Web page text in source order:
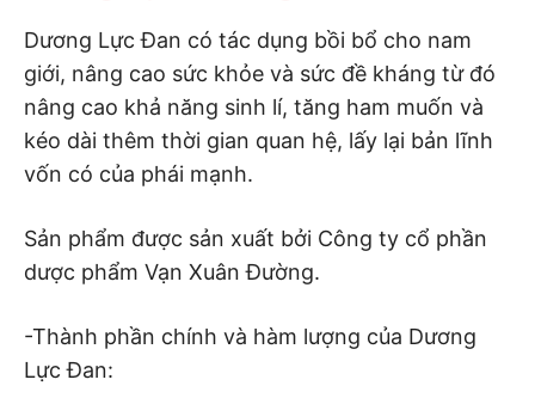
Dương Lực Đan có tác dụng bồi bổ cho nam
giới, nâng cao sức khỏe và sức đề kháng từ đó
nâng cao khả năng sinh lí, tăng ham muốn và
kéo dài thêm thời gian quan hệ, lấy lại bản lĩnh
vốn có của phái mạnh.
Sản phẩm được sản xuất bởi Công ty cổ phần
dược phẩm Vạn Xuân Đường.
-Thành phần chính và hàm lượng của Dương
Lực Đan: